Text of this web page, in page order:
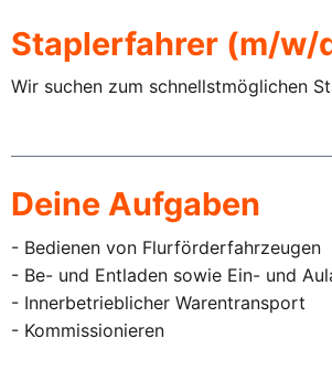
Staplerfahrer (m/w/
Wir suchen zum schnellstmöglichen
Deine Aufgaben
- Bedienen von Flurförderfahrzeugen
- Be- und Entladen sowie Ein- und
- Innerbetrieblicher Warentransport
- Kommissionieren